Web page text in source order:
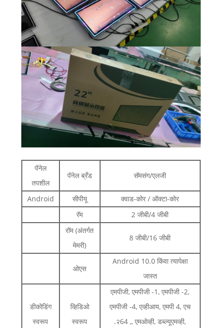
पॅनेल
तपशील
पॅनेल ब्रँड सॅमसंग/एलजी
Android सीपीयू
क्वाड-कोर / ऑक्टा-कोर
रॅम
2 जीबी/4 जीबी
रॉम (अंतर्गत
मेमरी)
8 जीबी/16 जीबी
ओएस
Android 10.0 किंवा त्यापेक्षा
जास्त
डीकोडिंग
स्वरूप
व्हिडिओ
स्वरूप
एमपीजी, एमपीजी -1, एमपीजी -2,
एमपीजी -4, एव्हीआय, एमपी 4, एच
.२64 ,, एमओव्ही, डब्ल्यूएमव्ही,